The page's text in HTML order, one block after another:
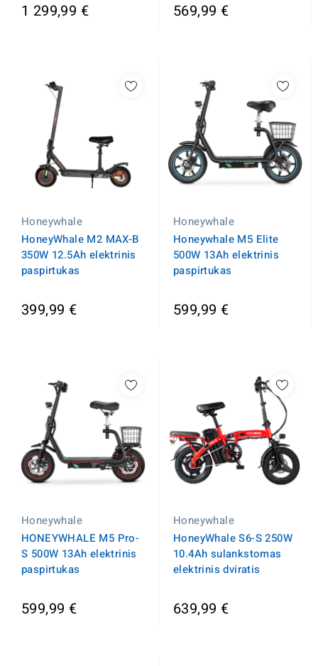
1 299,99 € 569,99 €
Honeywhale
HoneyWhale M2 MAX-B
350W 12.5Ah elektrinis
paspirtukas
399,99 €
Honeywhale
Honeywhale M5 Elite
500W 13Ah elektrinis
paspirtukas
599,99 €
Honeywhale
HONEYWHALE M5 Pro-
S 500W 13Ah elektrinis
paspirtukas
599,99 €
Honeywhale
HoneyWhale S6-S 250W
10.4Ah sulankstomas
elektrinis dviratis
639,99 €